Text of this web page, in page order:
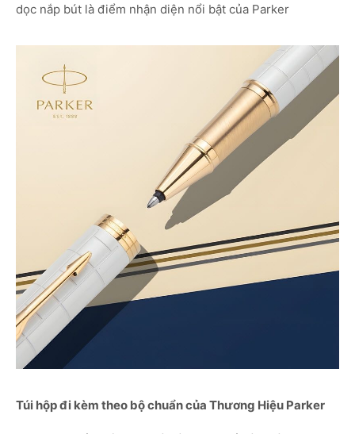
dọc nắp bút là điểm nhận diện nổi bật của Parker
Túi hộp đi kèm theo bộ chuẩn của Thương Hiệu Parker